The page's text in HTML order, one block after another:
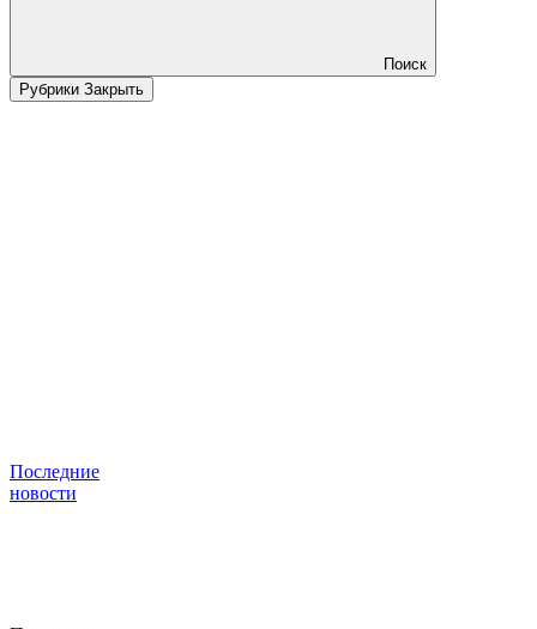
Поиск
Рубрики Закрыть
Последние
новости